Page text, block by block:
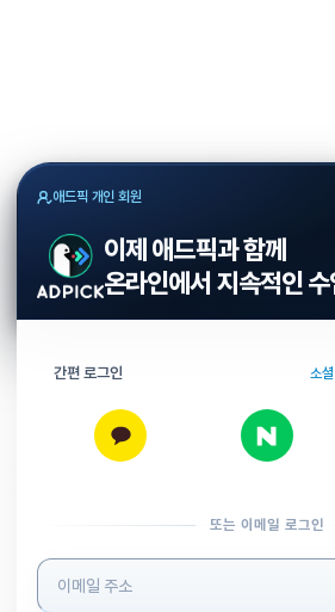
애드픽 개인 회원
이제 애드픽과 함께
온라인에서 지속적인
간편 로그인 소
또는 이메일 로그인
로그인 정보 입력